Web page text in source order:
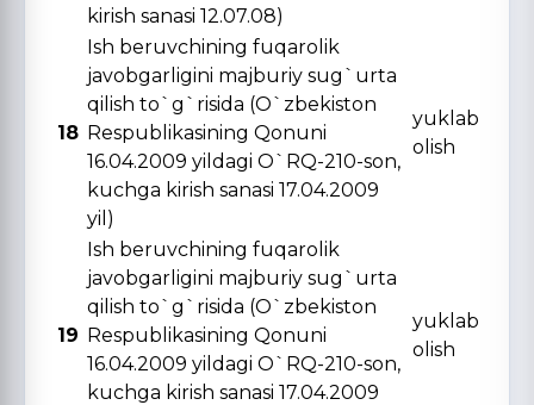
kirish sanasi 12.07.08)
18
Ish beruvchining fuqarolik
javobgarligini majburiy sug`urta
qilish to`g`risida (O`zbekiston
Respublikasining Qonuni
16.04.2009 yildagi O`RQ-210-son,
kuchga kirish sanasi 17.04.2009
yil)
yuklab
olish
19
Ish beruvchining fuqarolik
javobgarligini majburiy sug`urta
qilish to`g`risida (O`zbekiston
Respublikasining Qonuni
16.04.2009 yildagi O`RQ-210-son,
kuchga kirish sanasi 17.04.2009
yuklab
olish